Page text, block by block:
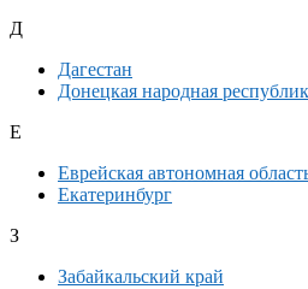
Д
Дагестан
Донецкая народная
Е
Еврейская автономная
Екатеринбург
З
Забайкальский край